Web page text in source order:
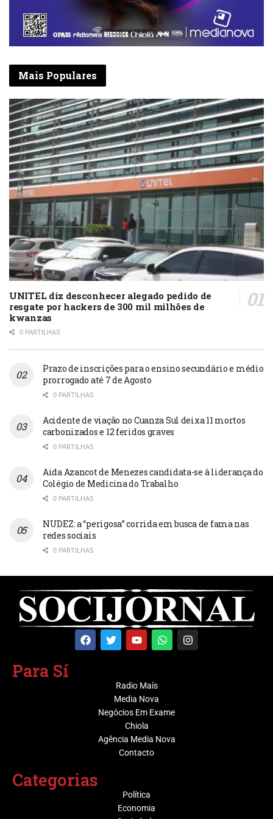
Mais Populares
UNITEL diz desconhecer alegado pedido de
resgate por hackers de 300 mil milhões de
kwanzas
0 PARTILHAS
Prazo de inscrições para o ensino secundário e médio
prorrogado até 7 de Agosto
0 PARTILHAS
Acidente de viação no Cuanza Sul deixa 11 mortos
carbonizados e 12 feridos graves
0 PARTILHAS
Aida Azancot de Menezes candidata-se à liderança do
Colégio de Medicina do Trabalho
0 PARTILHAS
NUDEZ: a “perigosa” corrida em busca de fama nas
redes sociais
0 PARTILHAS
Para Sí
Radio Maís
Media Nova
Negócios Em Exame
Chiola
Agência Media Nova
Contacto
Categorias
Política
Economia